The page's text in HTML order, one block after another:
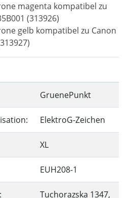
magenta kompatibel zu
(313926)
gelb kompatibel zu Canon
GruenePunkt
ElektroG-Zeichen
XL
EUH208-1
Tuchorazska 1347,